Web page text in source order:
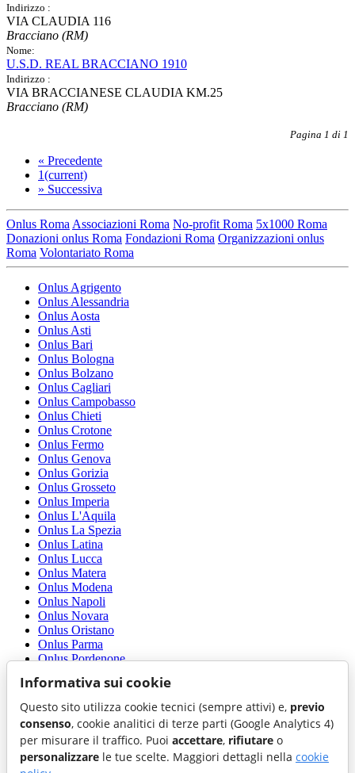
Indirizzo :
VIA CLAUDIA 116
Bracciano (RM)
Nome:
U.S.D. REAL BRACCIANO 1910
Indirizzo :
VIA BRACCIANESE CLAUDIA KM.25
Bracciano (RM)
Pagina 1 di 1
« Precedente
1(current)
» Successiva
Onlus Roma Associazioni Roma No-profit Roma 5x1000 Roma
Donazioni onlus Roma Fondazioni Roma Organizzazioni onlus
Roma Volontariato Roma
Onlus Agrigento
Onlus Alessandria
Onlus Aosta
Onlus Asti
Onlus Bari
Onlus Bologna
Onlus Bolzano
Onlus Cagliari
Onlus Campobasso
Onlus Chieti
Onlus Crotone
Onlus Fermo
Onlus Genova
Onlus Gorizia
Onlus Grosseto
Onlus Imperia
Onlus L'Aquila
Onlus La Spezia
Onlus Latina
Onlus Lucca
Onlus Matera
Onlus Modena
Onlus Napoli
Onlus Novara
Onlus Oristano
Onlus Parma
Onlus Pordenone
Onlus Ragusa
Onlus Rimini
Onlus Roma
Onlus Rovigo
Onlus Salerno
Onlus Sassari
Informativa sui cookie
Questo sito utilizza cookie tecnici (sempre attivi) e, previo
consenso, cookie analitici di terze parti (Google Analytics 4)
per misurare il traffico. Puoi accettare, rifiutare o
personalizzare le tue scelte. Maggiori dettagli nella cookie